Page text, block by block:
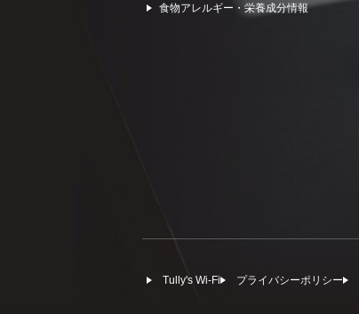
食物アレルギー・栄養成分情報
Tully's Wi-Fi プライバシーポリシー